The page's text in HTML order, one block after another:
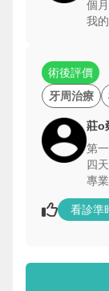
個
我
牙周治療
術後評價
莊o
第
四
專業
看診準